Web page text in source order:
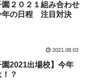
園２０２１組み合わせ
年の日程 注目対決
2021.08.03
園2021出場校】今年
？